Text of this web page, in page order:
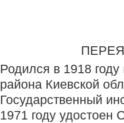
Родился в 1918
района Киевской
Государственный
1971 году